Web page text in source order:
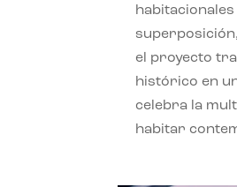
el proyecto
histórico en
celebra la
habitar